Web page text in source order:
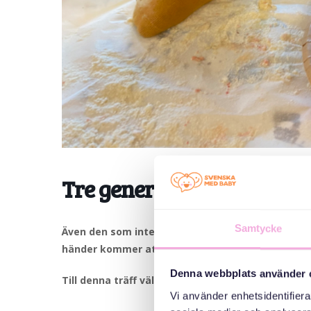
Samtycke
Denna webbplats använder
Vi använder
Tre generationer möts:
Även den som inte är det minsta konstnärlig
händer kommer att ta plats på våra konstverk.
Till denna träff välkomnar vi småbarnsfamiljer